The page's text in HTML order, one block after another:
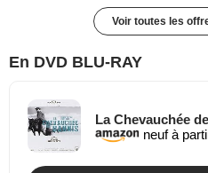
Voir toutes les
En DVD BLU-RAY
La Chevauchée
neuf à